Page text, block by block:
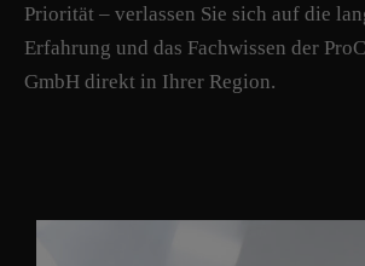
Priorität – verlassen Sie sich auf die
Erfahrung und das Fachwissen der
GmbH direkt in Ihrer Region.